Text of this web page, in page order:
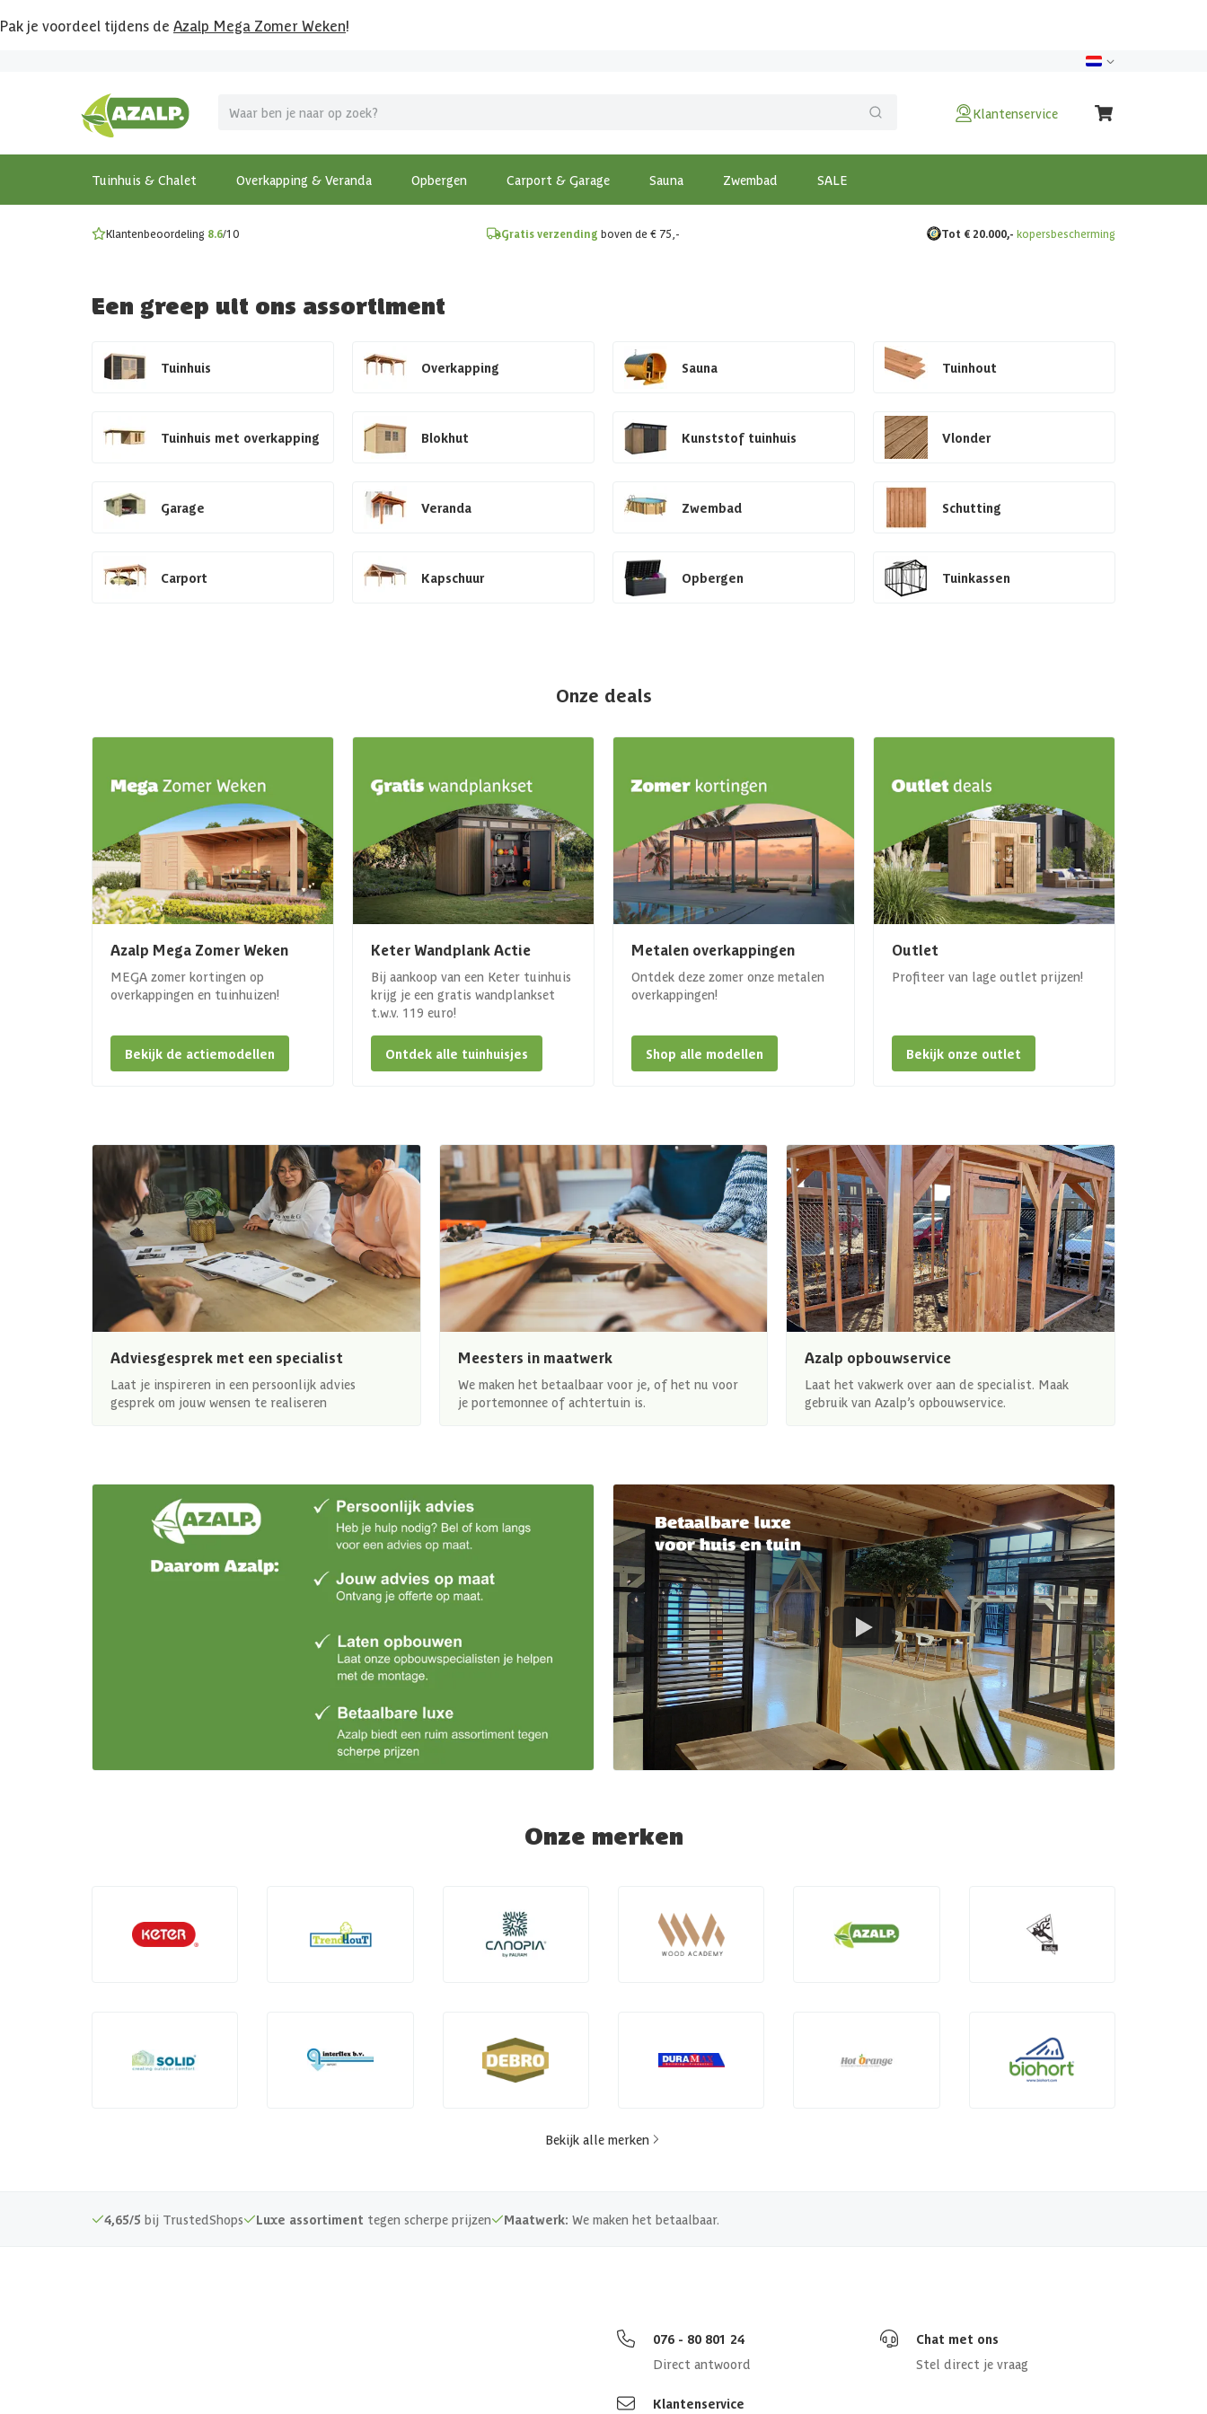
Pak je voordeel tijdens de Azalp Mega Zomer Weken!
Klantenservice
Tuinhuis & Chalet Overkapping & Veranda Opbergen Carport & Garage Sauna Zwembad SALE
MEGA zomer kortingen op overkappingen en tuinhuizen!
Bekijk de actiemodellen
Gratis wandplankset
Ontdek onze metalen overkappingen
Klantenbeoordeling 8.6/10 Gratis verzending boven de € 75,- Tot € 20.000,- kopersbescherming
Een greep uit ons assortiment
Tuinhuis Overkapping Sauna Tuinhout
Tuinhuis met overkapping Blokhut Kunststof tuinhuis Vlonder
Garage Veranda Zwembad Schutting
Carport Kapschuur Opbergen Tuinkassen
Onze deals
Azalp Mega Zomer Weken
MEGA zomer kortingen op
overkappingen en tuinhuizen!
Bekijk de actiemodellen
Keter Wandplank Actie
Bij aankoop van een Keter tuinhuis
krijg je een gratis wandplankset
t.w.v. 119 euro!
Ontdek alle tuinhuisjes
Metalen overkappingen
Ontdek deze zomer onze metalen
overkappingen!
Shop alle modellen
Outlet
Profiteer van lage outlet prijzen!
Bekijk onze outlet
Adviesgesprek met een specialist
Laat je inspireren in een persoonlijk advies
gesprek om jouw wensen te realiseren
Meesters in maatwerk
We maken het betaalbaar voor je, of het nu voor
je portemonnee of achtertuin is.
Azalp opbouwservice
Laat het vakwerk over aan de specialist. Maak
gebruik van Azalp’s opbouwservice.
Onze merken
Bekijk alle merken
4,65/5 bij TrustedShops Luxe assortiment tegen scherpe prijzen Maatwerk: We maken het betaalbaar.
076 - 80 801 24
Direct antwoord
Chat met ons
Stel direct je vraag
Klantenservice